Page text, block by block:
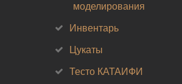
моделирования
Инвентарь
Цукаты
Тесто КАТАИФИ